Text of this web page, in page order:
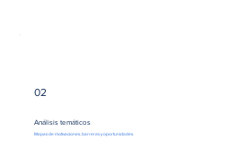
02
Análisis temáticos
Mapas de motivaciones, barreras y oportunidades.